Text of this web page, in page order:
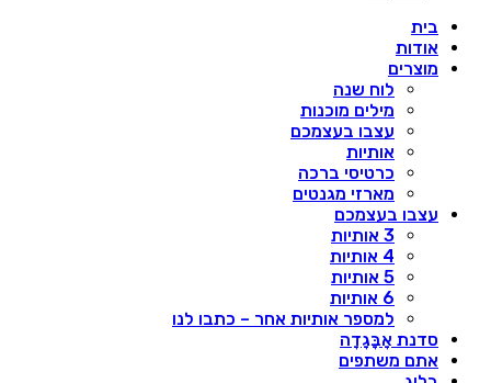
בית
אודות
מוצרים
לוח שנה
מילים מוכנות
עצבו בעצמכם
אותיות
כרטיסי ברכה
מארזי מגנטים
עצבו בעצמכם
3 אותיות
4 אותיות
5 אותיות
6 אותיות
למספר אותיות אחר – כתבו לנו
סדנת אָבָּגָדָה
אתם משתפים